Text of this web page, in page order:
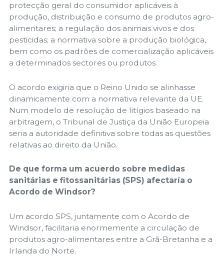
protecção geral do consumidor aplicáveis ​​à
produção, distribuição e consumo de produtos agro-
alimentares; a regulação dos animais vivos e dos
pesticidas; a normativa sobre a produção biológica,
bem como os padrões de comercialização aplicáveis
​​a determinados sectores ou produtos.
O acordo exigiria que o Reino Unido se alinhasse
dinamicamente com a normativa relevante da UE.
Num modelo de resolução de litígios baseado na
arbitragem, o Tribunal de Justiça da União Europeia
seria a autoridade definitiva sobre todas as questões
relativas ao direito da União.
De que forma um acuerdo sobre medidas
sanitárias e fitossanitárias (SPS) afectaría o
Acordo de Windsor?
Um acordo SPS, juntamente com o Acordo de
Windsor, facilitaria enormemente a circulação de
produtos agro-alimentares entre a Grã-Bretanha e a
Irlanda do Norte.